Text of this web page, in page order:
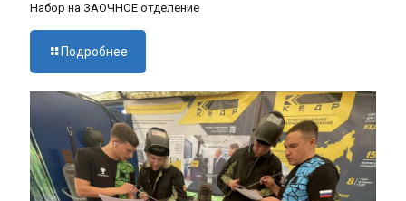
Набор на ЗАОЧНОЕ отделение
Подробнее